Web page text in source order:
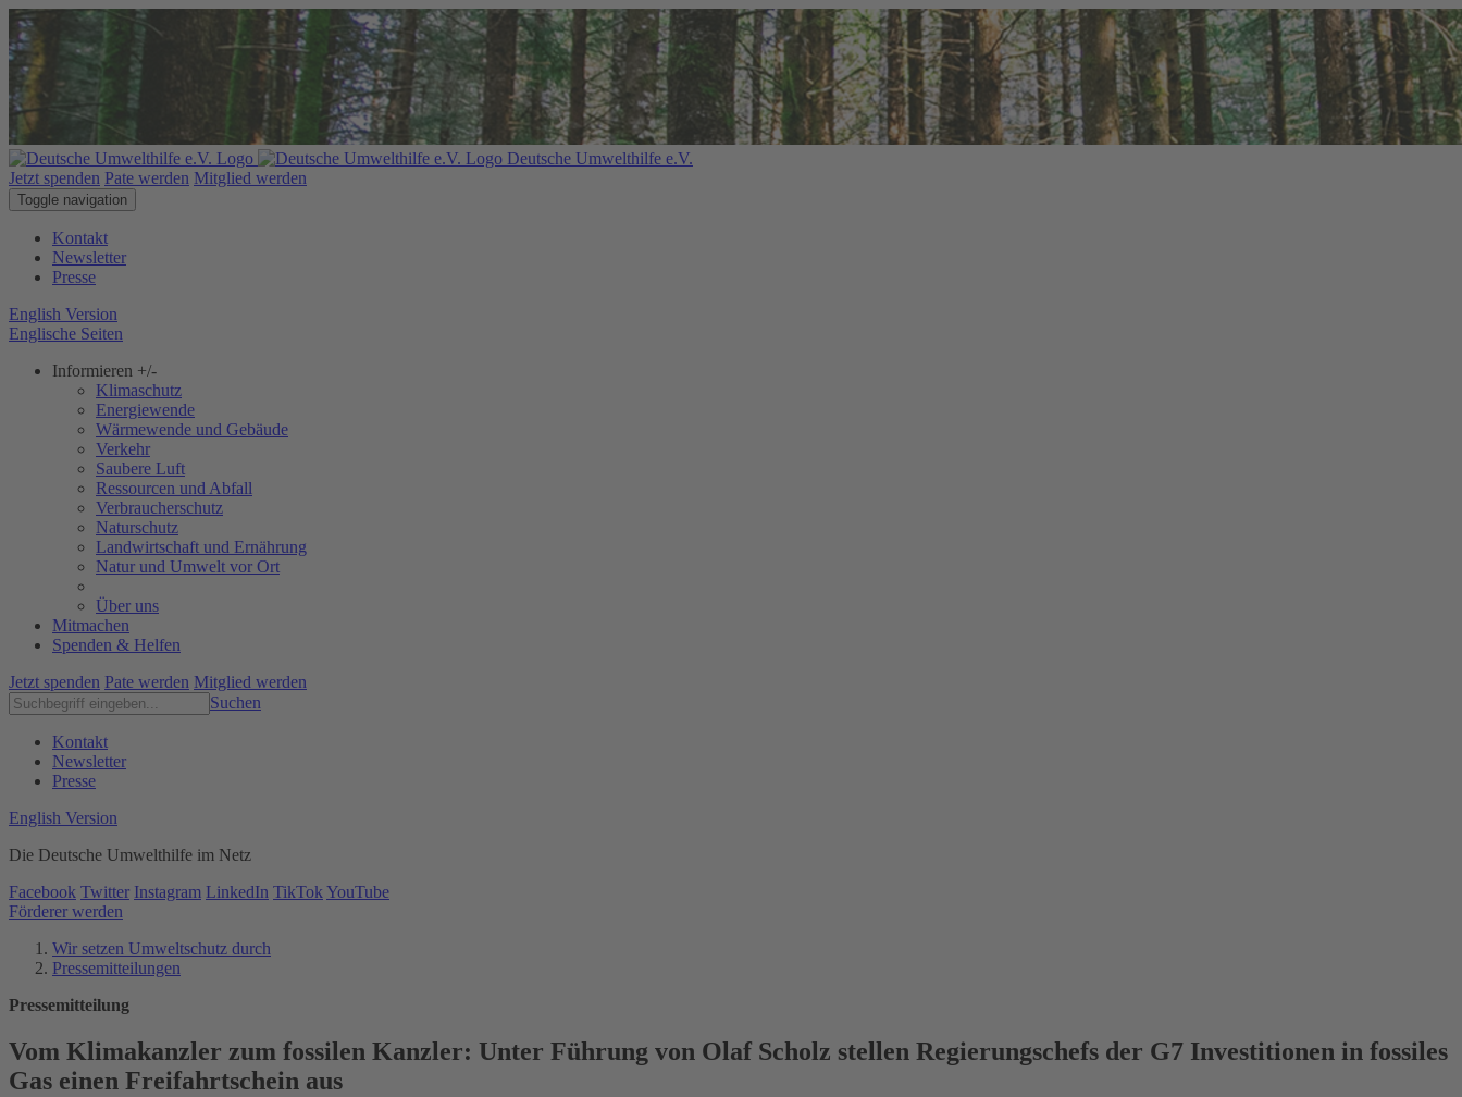
Deutsche Umwelthilfe e.V.
Jetzt spenden Pate werden Mitglied werden
Toggle navigation
Kontakt
Newsletter
Presse
English Version
Englische Seiten
Informieren +/-
Klimaschutz
Energiewende
Wärmewende und Gebäude
Verkehr
Saubere Luft
Ressourcen und Abfall
Verbraucherschutz
Naturschutz
Landwirtschaft und Ernährung
Natur und Umwelt vor Ort
Über uns
Mitmachen
Spenden & Helfen
Jetzt spenden Pate werden Mitglied werden
Suchen
Kontakt
Newsletter
Presse
English Version
Die Deutsche Umwelthilfe im Netz
Facebook Twitter Instagram LinkedIn TikTok YouTube
Förderer werden
Wir setzen Umweltschutz durch
Pressemitteilungen
Pressemitteilung
Vom Klimakanzler zum fossilen Kanzler: Unter Führung von Olaf Scholz stellen Regierungschefs der G7 Investitionen in fossiles
Gas einen Freifahrtschein aus